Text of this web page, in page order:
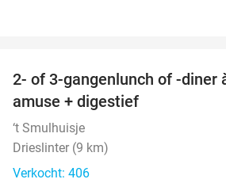
2- of 3-gangenlunch of -diner
amuse + digestief
‘t Smulhuisje
Drieslinter (9 km)
Verkocht: 406